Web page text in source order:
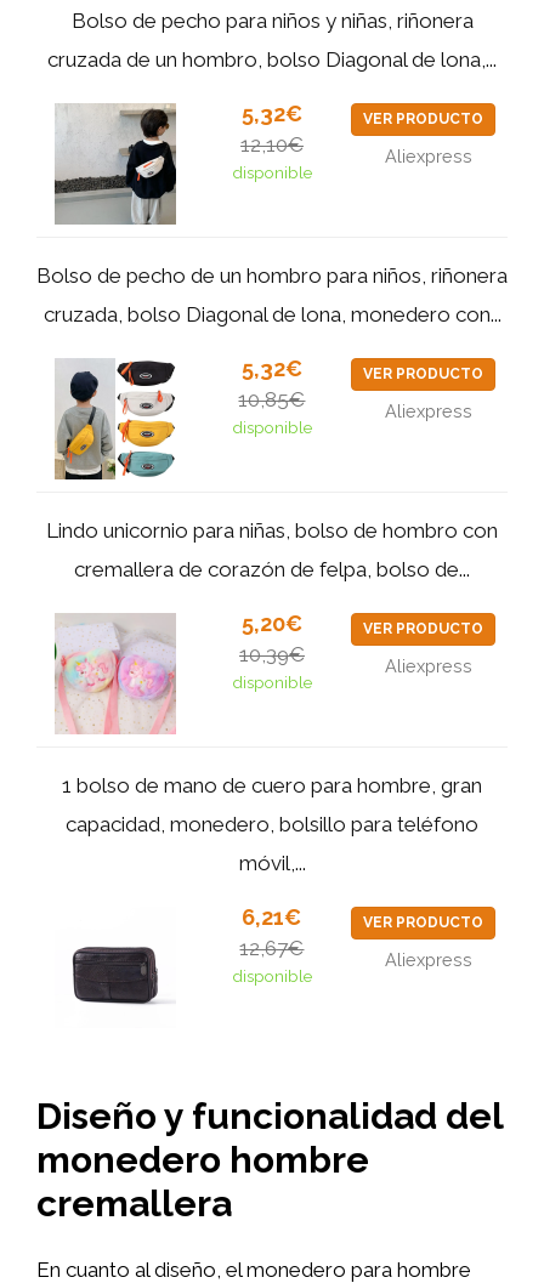
Bolso de pecho para niños y niñas, riñonera
cruzada de un hombro, bolso Diagonal de lona,...
5,32€
12,10€
disponible
VER PRODUCTO
Aliexpress
Bolso de pecho de un hombro para niños, riñonera
cruzada, bolso Diagonal de lona, monedero con...
5,32€
10,85€
disponible
VER PRODUCTO
Aliexpress
Lindo unicornio para niñas, bolso de hombro con
cremallera de corazón de felpa, bolso de...
5,20€
10,39€
disponible
VER PRODUCTO
Aliexpress
1 bolso de mano de cuero para hombre, gran
capacidad, monedero, bolsillo para teléfono
móvil,...
6,21€
12,67€
disponible
VER PRODUCTO
Aliexpress
Diseño y funcionalidad del
monedero hombre
cremallera
En cuanto al diseño, el monedero para hombre